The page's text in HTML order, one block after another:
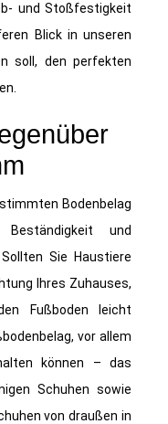
und Stoßfestigkeit
Blick in unseren
soll, den perfekten
Bodenbelag
und
Sie Haustiere
Ihres Zuhauses,
Fußboden leicht
vor allem
können – das
Schuhen sowie
von draußen in